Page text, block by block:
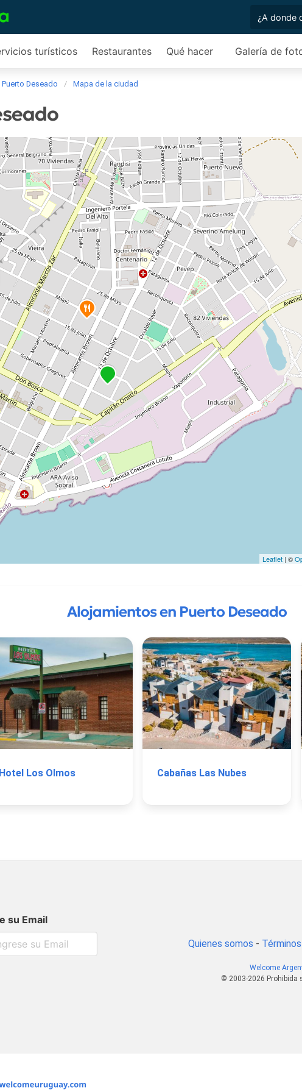
turísticos Restaurantes Qué hacer Galería de
Puerto Deseado Mapa de la ciudad
Leaflet | ©
Alojamientos en Puerto Deseado
Hotel Los Olmos Cabañas Las Nubes
su Email
Quienes somos -
Welcome
© 2003-2026 Prohibida